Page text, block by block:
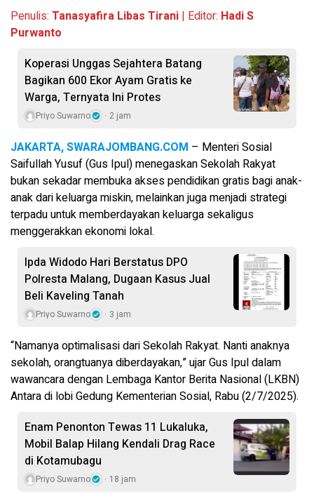
Penulis: Tanasyafira Libas Tirani | Editor: Hadi S
Purwanto
Koperasi Unggas Sejahtera Batang
Bagikan 600 Ekor Ayam Gratis ke
Warga, Ternyata Ini Protes
Priyo Suwarno 2 jam
JAKARTA, SWARAJOMBANG.COM – Menteri Sosial
Saifullah Yusuf (Gus Ipul) menegaskan Sekolah Rakyat
bukan sekadar membuka akses pendidikan gratis bagi anak-
anak dari keluarga miskin, melainkan juga menjadi strategi
terpadu untuk memberdayakan keluarga sekaligus
menggerakkan ekonomi lokal.
Ipda Widodo Hari Berstatus DPO
Polresta Malang, Dugaan Kasus Jual
Beli Kaveling Tanah
Priyo Suwarno 3 jam
“Namanya optimalisasi dari Sekolah Rakyat. Nanti anaknya
sekolah, orangtuanya diberdayakan,” ujar Gus Ipul dalam
wawancara dengan Lembaga Kantor Berita Nasional (LKBN)
Antara di lobi Gedung Kementerian Sosial, Rabu (2/7/2025).
Enam Penonton Tewas 11 Lukaluka,
Mobil Balap Hilang Kendali Drag Race
di Kotamubagu
Priyo Suwarno 18 jam